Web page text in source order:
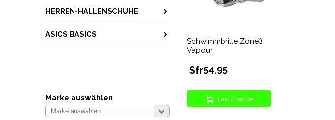
HERREN-HALLENSCHUHE
ASICS BASICS
Marke auswählen
Schwimmbrille Zone3
Vapour
Sfr54.95
Last chance !